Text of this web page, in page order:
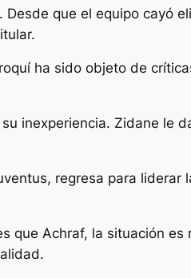
que el equipo cayó
ha sido objeto de
inexperiencia. Zidane le
regresa para
que Achraf, la situación